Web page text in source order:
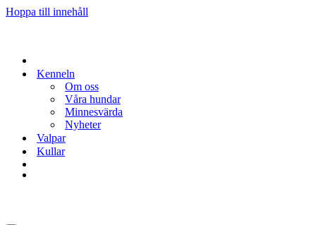
Hoppa till innehåll
Kenneln
Om oss
Våra hundar
Minnesvärda
Nyheter
Valpar
Kullar